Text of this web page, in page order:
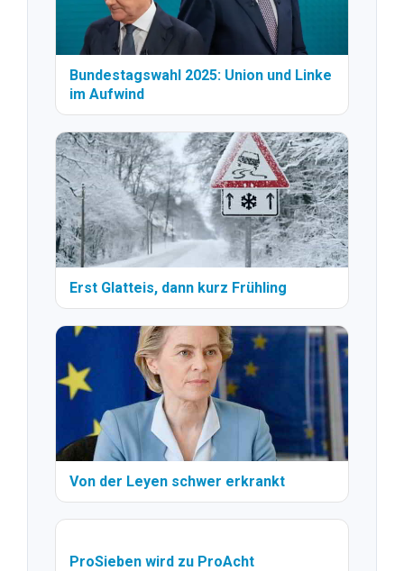
Bundestagswahl 2025: Union und Linke
im Aufwind
Erst Glatteis, dann kurz Frühling
Von der Leyen schwer erkrankt
ProSieben wird zu ProAcht